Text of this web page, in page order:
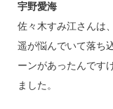
宇野愛海
佐々木すみ江さんは
遥が悩んでいて落ち
ーンがあったんです
ました。